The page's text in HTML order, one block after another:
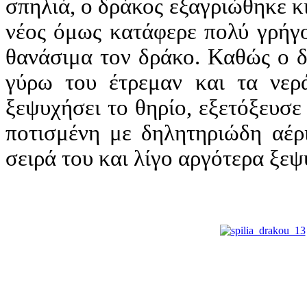
σπηλιά, ο δράκος εξαγριώθηκε
νέος όμως κατάφερε πολύ
θανάσιμα τον δράκο. Καθώς ο
γύρω του έτρεμαν και τα
ξεψυχήσει το θηρίο,
ποτισμένη με δηλητηριώδη
σειρά του και λίγο αργότερα